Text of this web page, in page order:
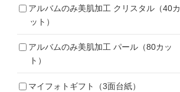
アルバムのみ美肌加工 クリスタル（40カ
ット）
アルバムのみ美肌加工 パール（80カッ
ト）
マイフォトギフト（3面台紙）